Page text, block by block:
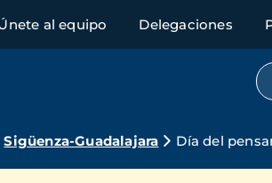
al equipo Delegaciones
Sigüenza-Guadalajara Día del